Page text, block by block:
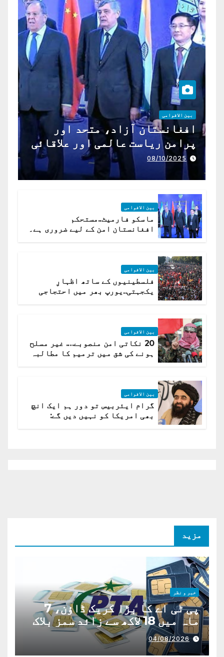
بین الاقوامی
افغانستان آزاد، متحد اور
پرامن ریاست عالمی اور علاقائی
تعاون کے لیے ناگزیر ہے
08/10/2025
بین الاقوامی
ماسکو فارمیٹ..مستحکم
افغانستان امن کے لیے ضروری ہے۔
بین الاقوامی
فلسطینیوں کے ساتھ اظہارِ
یکجہتی..یورپ بھر میں احتجاجی
بین الاقوامی
20 نکاتی امن منصوبے…. غیر مسلح
ہونے کی شق میں ترمیم کا مطالبہ
بین الاقوامی
گرام ایئربیس تو دور ہم ایک انچ
بھی امریکا کو نہیں دیں گے:
مزید
خبر و نظر
پی ٹی اے کا بڑا کریک ڈاؤن، 7
ماہ میں 18 لاکھ سے زائد سمز بلاک
04/08/2026